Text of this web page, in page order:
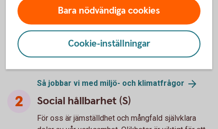
Vid en analys av hur ett bolags verksamhet
påverkar miljön så tittar man på flera aspekter. Vi
har ett stort ansvar när det gäller att hjälpa dig
flytta dina pengar till mer hållbara alternativ, samt
högt ställda klimatmål utifrån investeringar och
Så jobbar vi med miljö- och klimatfrågor
Social hållbarhet (S)
För oss är jämställdhet och mångfald självklara
Bara nödvändiga cookies
Cookie-inställningar